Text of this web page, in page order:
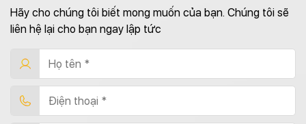
Hãy cho chúng tôi biết mong muốn của bạn. Chúng tôi sẽ
liên hệ lại cho bạn ngay lập tức